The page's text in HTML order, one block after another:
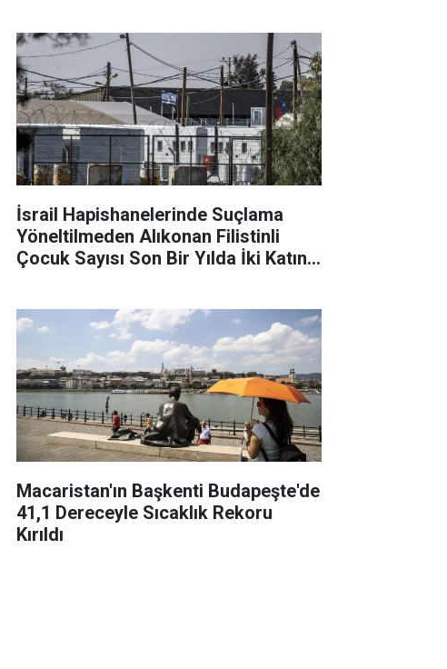
İsrail Hapishanelerinde Suçlama
Yöneltilmeden Alıkonan Filistinli
Çocuk Sayısı Son Bir Yılda İki Katına
Macaristan'ın Başkenti Budapeşte'de
41,1 Dereceyle Sıcaklık Rekoru
Kırıldı